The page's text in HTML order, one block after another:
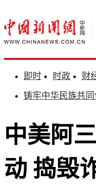
即时 时政 财
铸牢中华民族共
中美阿
动 捣毁